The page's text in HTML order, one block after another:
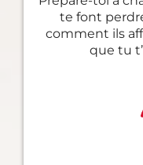
te font
comment ils
que tu